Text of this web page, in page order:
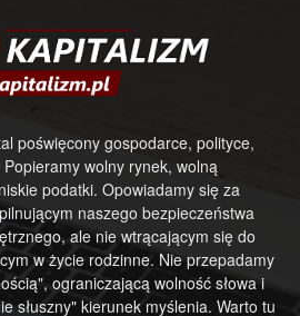
poświęcony gospodarce, polityce,
wolny rynek, wolną
podatki. Opowiadamy się za
naszego bezpieczeństwa
ale nie wtrącającym się do
w życie rodzinne. Nie przepadamy
ograniczającą wolność słowa i
słuszny" kierunek myślenia. Warto tu